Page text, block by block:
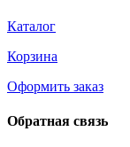
Каталог
Корзина
Оформить заказ
Обратная связь